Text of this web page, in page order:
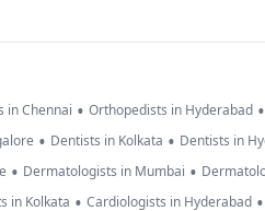
in Chennai • Orthopedists in Hyderabad •
• Dentists in Kolkata • Dentists in
• Dermatologists in Mumbai •
in Kolkata • Cardiologists in Hyderabad •